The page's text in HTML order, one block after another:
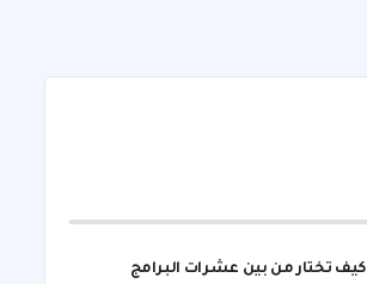
كيف تختار من بين عشرات البرامج